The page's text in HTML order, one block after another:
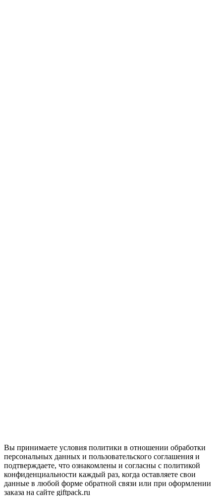
Вы принимаете условия политики в отношении обработки
персональных данных и пользовательского соглашения и
подтверждаете, что ознакомлены и согласны с политикой
конфиденциальности каждый раз, когда оставляете свои
данные в любой форме обратной связи или при оформлении
заказа на сайте giftpack.ru